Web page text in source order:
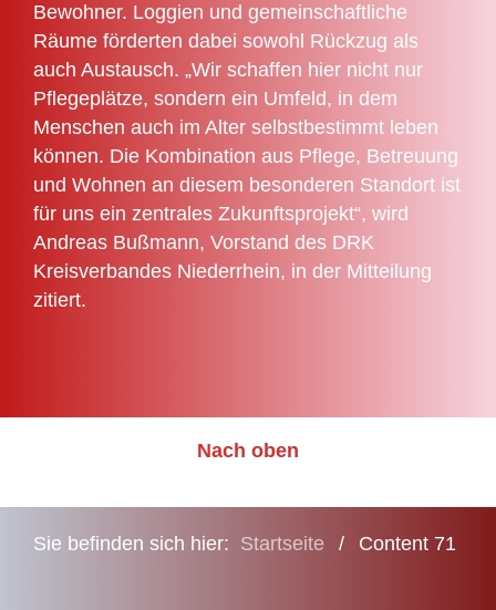
Bewohner. Loggien und gemeinschaftliche
Räume förderten dabei sowohl Rückzug als
auch Austausch. „Wir schaffen hier nicht nur
Pflegeplätze, sondern ein Umfeld, in dem
Menschen auch im Alter selbstbestimmt leben
können. Die Kombination aus Pflege, Betreuung
und Wohnen an diesem besonderen Standort ist
für uns ein zentrales Zukunftsprojekt“, wird
Andreas Bußmann, Vorstand des DRK
Kreisverbandes Niederrhein, in der Mitteilung
zitiert.
Nach oben
Sie befinden sich hier: Startseite / Content 71